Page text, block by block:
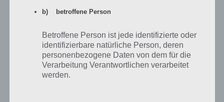
Mehr Artikel hier auf Touchportal
b) betroffene Person
Betroffene Person ist jede identifizierte oder
identifizierbare natürliche Person, deren
personenbezogene Daten von dem für die
Verarbeitung Verantwortlichen verarbeitet
werden.